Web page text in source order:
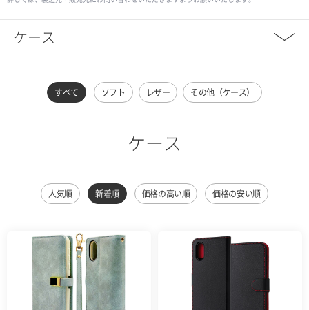
ケース
すべて ソフト レザー その他（ケース）
ケース
人気順 新着順 価格の高い順 価格の安い順